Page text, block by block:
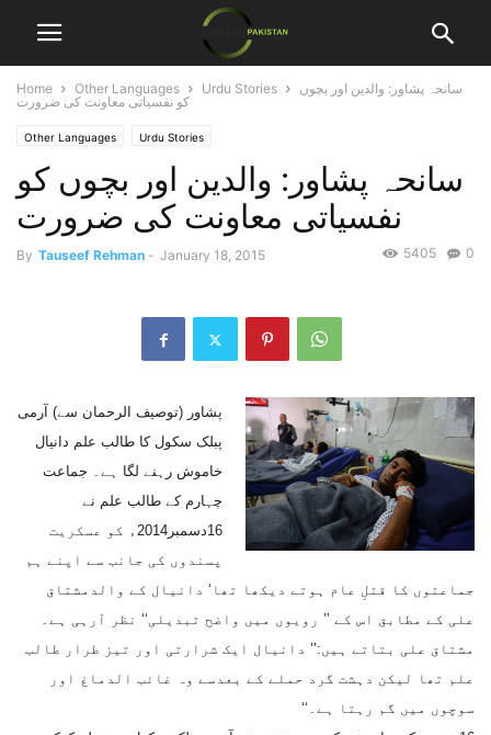
Home Other Languages Urdu Stories
سانحہ پشاور: والدین اور بچوں
کو نفسیاتی معاونت کی ضرورت
Other Languages Urdu Stories
سانحہ پشاور: والدین اور بچوں کو
نفسیاتی معاونت کی ضرورت
By Tauseef Rehman - January 18, 2015 0
5405
پشاور (توصیف الرحمان سے) آرمی
پبلک سکول کا طالب علم دانیال
خاموش رہنے لگا ہے۔ جماعت
چہارم کے طالب علم نے
16دسمبر2014ء کو عسکریت
پسندوں کی جانب سے اپنے ہم
جماعتوں کا قتلِ عام ہوتے دیکھا تھا‘ دانیال کے والدمشتاق
علی کے مطابق اس کے ’’ رویوں میں واضح تبدیلی‘‘ نظر آرہی ہے۔
مشتاق علی بتاتے ہیں:’’ دانیال ایک شرارتی اور تیز طرار طالب
علم تھا لیکن دہشت گرد حملے کے بعدسے وہ غائب الدماغ اور
سوچوں میں گم رہتا ہے۔‘‘